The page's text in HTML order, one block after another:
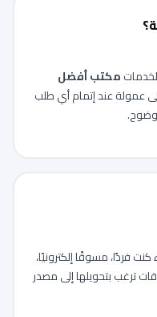
مكتب أفضل
عمولة عند إتمام أي طلب
فردًا، مسوقًا إلكترونيًا،
ترغب بتحويلها إلى مصدر